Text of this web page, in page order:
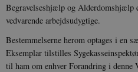
Begravelseshjælp og Alderdomshjælp
vedvarende arbejdsudygtige.
Bestemmelserne herom optages i en
Eksemplar tilstilles
til ham om enhver Forandring i